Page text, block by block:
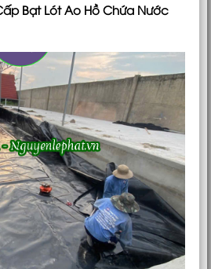
Bạt Lót Ao Hồ Chứa Nước